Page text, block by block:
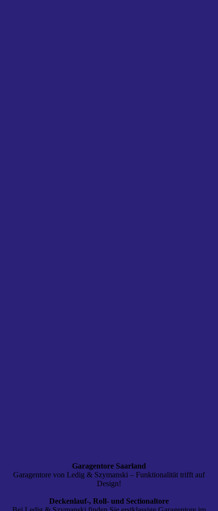
Garagentore Saarland
Garagentore von Ledig & Szymanski – Funktionalität trifft auf
Design!
Deckenlauf-, Roll- und Sectionaltore